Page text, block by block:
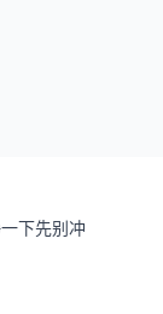
下先别冲